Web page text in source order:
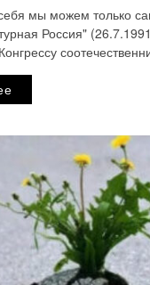
мы можем только
Россия"